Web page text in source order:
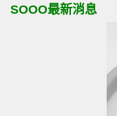
SOOO最新消息